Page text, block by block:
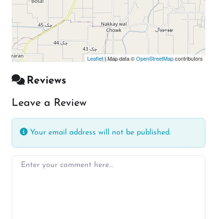
Leaflet| Map data ©OpenStreetMapcontributors
Reviews
Leave a Review
Your email address will not be published.
Enter your comment here…